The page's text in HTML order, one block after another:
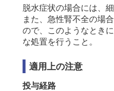
脱水症状の場合には、
また、急性腎不全の場
ので、このようなとき
な処置を行うこと。
適用上の注意
投与経路